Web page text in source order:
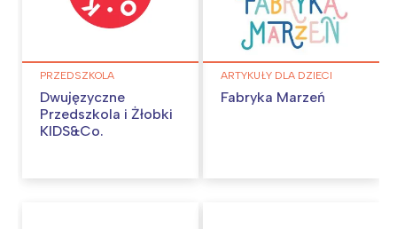
PRZEDSZKOLA
Dwujęzyczne
Przedszkola i Żłobki
KIDS&Co.
ARTYKUŁY DLA DZIECI
Fabryka Marzeń